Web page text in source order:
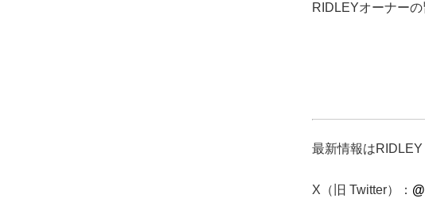
RIDLEYオーナー
最新情報はRIDLEY
X（旧 Twitter）：